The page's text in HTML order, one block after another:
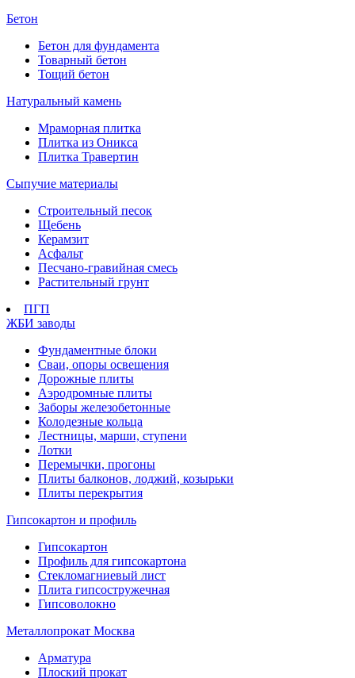
Бетон
Бетон для фундамента
Товарный бетон
Тощий бетон
Натуральный камень
Мраморная плитка
Плитка из Оникса
Плитка Травертин
Сыпучие материалы
Строительный песок
Щебень
Керамзит
Асфальт
Песчано-гравийная смесь
Растительный грунт
ПГП
ЖБИ заводы
Фундаментные блоки
Сваи, опоры освещения
Дорожные плиты
Аэродромные плиты
Заборы железобетонные
Колодезные кольца
Лестницы, марши, ступени
Лотки
Перемычки, прогоны
Плиты балконов, лоджий, козырьки
Плиты перекрытия
Гипсокартон и профиль
Гипсокартон
Профиль для гипсокартона
Стекломагниевый лист
Плита гипсостружечная
Гипсоволокно
Металлопрокат Москва
Арматура
Плоский прокат